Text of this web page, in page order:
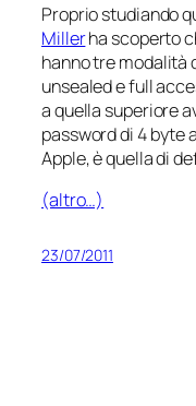
Proprio studiando
Millerha scoperto
hanno tre modalità
unsealed e full
a quella superiore
password di 4 byte
Apple, è quella di
(altro…)
23/07/2011